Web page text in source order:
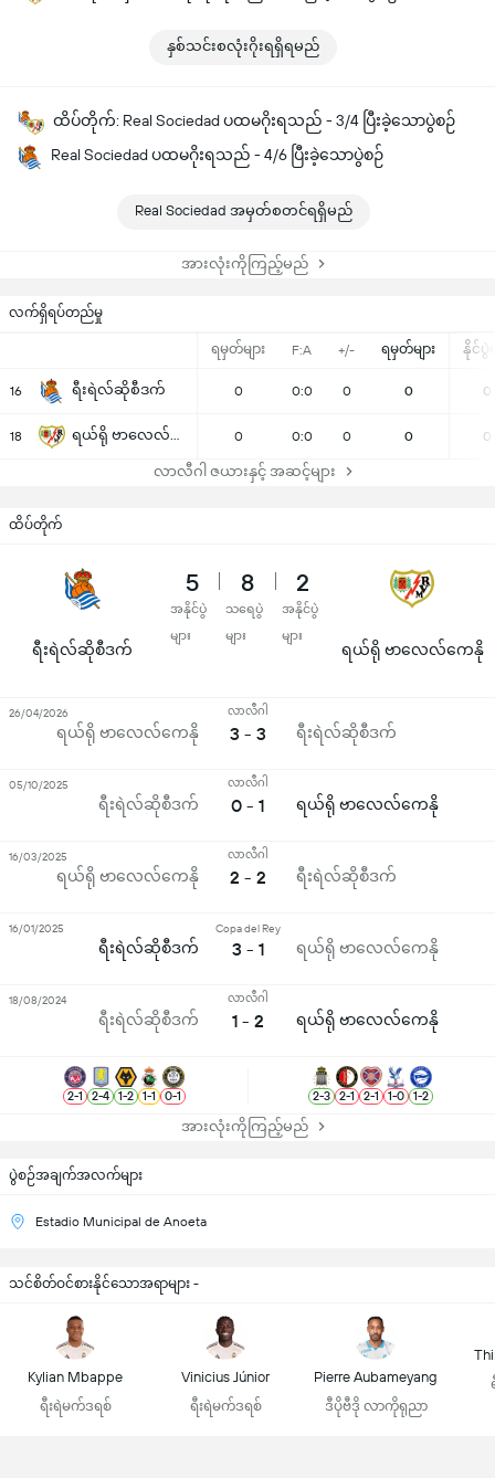
နှစ်သင်းစလုံးဂိုးရရှိရမည်
ထိပ်တိုက်: Real Sociedad ပထမဂိုးရသည် - 3/4 ပြီးခဲ့သောပွဲစဉ်
Real Sociedad ပထမဂိုးရသည် - 4/6 ပြီးခဲ့သောပွဲစဉ်
Real Sociedad အမှတ်စတင်ရရှိမည်
အားလုံးကိုကြည့်မည်
လက်ရှိရပ်တည်မှု
ရမှတ်များ F:A +/- ရမှတ်များ နိုင်ပွဲမ
16 ရီးရဲလ်ဆိုစီဒက် 0 0:0 0 0 0
18 ရယ်ရို ဗာလေလ်ကေနို 0 0:0 0 0 0
လာလီဂါ ဇယားနှင့် အဆင့်များ
ပွဲစဉ်အချက်အလက်များ
Estadio Municipal de Anoeta
ထိပ်တိုက်
ရီးရဲလ်ဆိုစီဒက်
5
အနိုင်ပွဲ
များ
8
သရေပွဲ
များ
2
အနိုင်ပွဲ
များ
ရယ်ရို ဗာလေလ်ကေနို
ရယ်ရို ဗာလေလ်ကေနို
လာလီဂါ
3 - 3 ရီးရဲလ်ဆိုစီဒက်
26/04/2026
ရီးရဲလ်ဆိုစီဒက်
လာလီဂါ
0 - 1 ရယ်ရို ဗာလေလ်ကေနို
05/10/2025
ရယ်ရို ဗာလေလ်ကေနို
လာလီဂါ
2 - 2 ရီးရဲလ်ဆိုစီဒက်
16/03/2025
ရီးရဲလ်ဆိုစီဒက်
Copa del Rey
3 - 1 ရယ်ရို ဗာလေလ်ကေနို
16/01/2025
ရီးရဲလ်ဆိုစီဒက်
လာလီဂါ
1 - 2 ရယ်ရို ဗာလေလ်ကေနို
18/08/2024
2-1 2-4 1-2 1-1 0-1 2-3 2-1 2-1 1-0 1-2
အားလုံးကိုကြည့်မည်
သင်စိတ်ဝင်စားနိုင်သောအရာများ -
Kylian Mbappe
ရီးရဲမက်ဒရစ်
Vinicius Júnior
ရီးရဲမက်ဒရစ်
Pierre Aubameyang
ဒီပိုဗီဒို လာကိုရုညာ